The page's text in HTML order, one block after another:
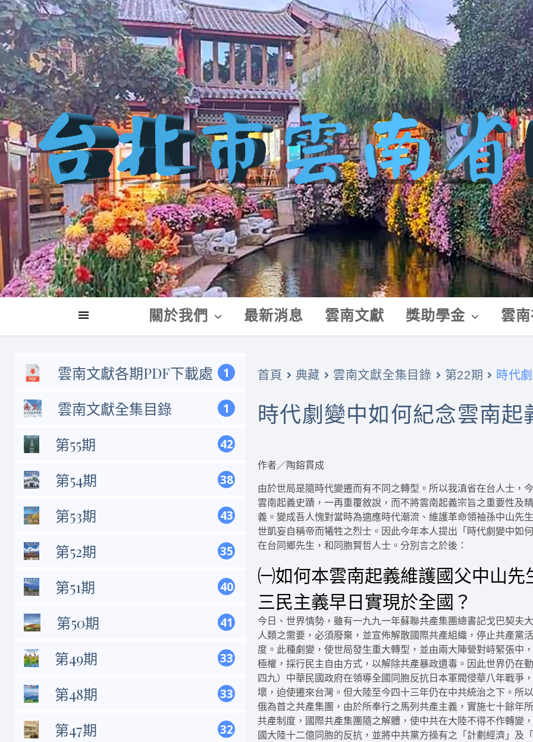
關於我們 最新消息 雲南文獻 獎助學金 雲
雲南文獻各期PDF下載處 1
雲南文獻全集目錄 1
第55期 42
第54期 38
第53期 43
第52期 35
第51期 40
第50期 41
第49期 33
第48期 33
第47期 32
首頁 典藏 雲南文獻全集目錄 第22期 時代
時代劇變中如何紀念雲南起
作者／陶鎔貫成
由於世局是隨時代變遷而有不同之轉型。所以我滇省在台人士，
雲南起義史蹟，一再重覆敘說，而不將雲南起義宗旨之重要性及
義。變成吾人愧對當時為適應時代潮流、維護革命領袖孫中山先
世凱妄自稱帝而犧牲之烈士。因此今年本人提出「時代劇變中如
在台同鄉先生，和同胞賢哲人士。分別言之於後：
㈠如何本雲南起義維護國父中山
三民主義早日實現於全國？
今日、世界情勢，雖有一九九一年蘇聯共產集團總書記戈巴契夫
人類之需要，必須廢棄，並宣佈解散國際共產組織，停止共產黨
度。此種劇變，使世局發生重大轉型，並由兩大陣營對峙緊張中
極權，採行民主自由方式，以解除共產暴政遺毒。因此世界仍在
四九）中華民國政府在領導全國同胞反抗日本軍閥侵華八年戰爭
壞，迫使遷來台灣。但大陸至今四十三年仍在中共統治之下。所
俄為首之共產集團，由於所奉行之馬列共產主義，實施七十餘年
共產制度，國際共產集團隨之解體，使中共在大陸不得不作轉變
國大陸十二億同胞的反抗，並將中共黨方操有之「計劃經濟」及